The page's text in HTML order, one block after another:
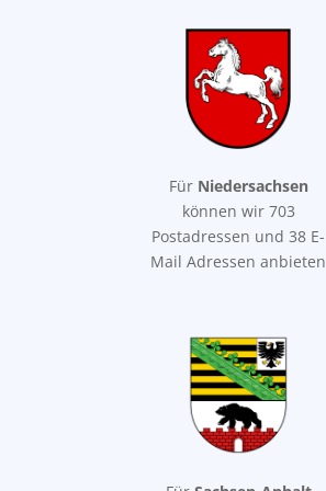
Für Niedersachsen
können wir 703
Postadressen und 38 E-
Mail Adressen anbieten